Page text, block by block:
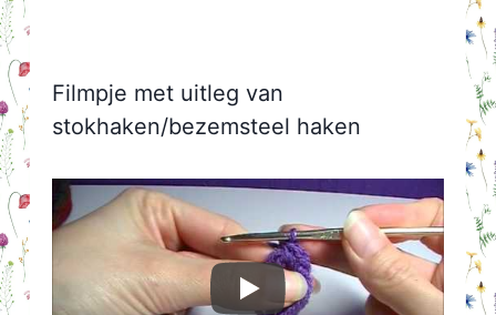
Filmpje met uitleg van
stokhaken/bezemsteel haken